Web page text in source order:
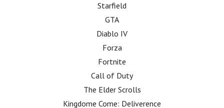
Starfield
GTA
Diablo IV
Forza
Fortnite
Call of Duty
The Elder Scrolls
Kingdome Come: Deliverence